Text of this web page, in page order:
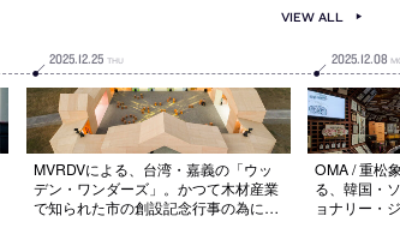
2025.12.25 THU
MVRDVによる、台湾・嘉義の「ウッ
デン・ワンダーズ」。かつて木材産業
で知られた市の創設記念行事の為に計
2025.12.08
OMA / 重松
る、韓国・
ョナリー・
VIEW ALL